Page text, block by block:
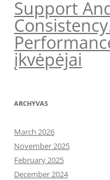
Support
įkvėpėjai
ARCHYVAS
March 2026
November 2025
February 2025
December 2024